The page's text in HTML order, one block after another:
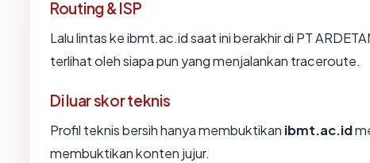
Routing & ISP
Lalu lintas ke ibmt.ac.id saat ini berakhir di PT
terlihat oleh siapa pun yang menjalankan traceroute.
Di luar skor teknis
Profil teknis bersih hanya membuktikan ibmt.ac.id
membuktikan konten jujur.